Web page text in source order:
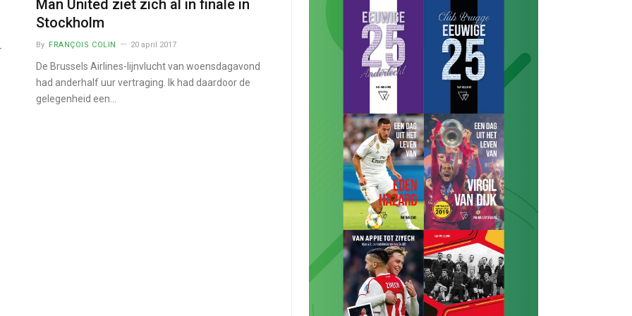
Man United ziet zich al in finale in
Stockholm
By FRANÇOIS COLIN 20 april 2017
De Brussels Airlines-lijnvlucht van woensdagavond
had anderhalf uur vertraging. Ik had daardoor de
gelegenheid een…